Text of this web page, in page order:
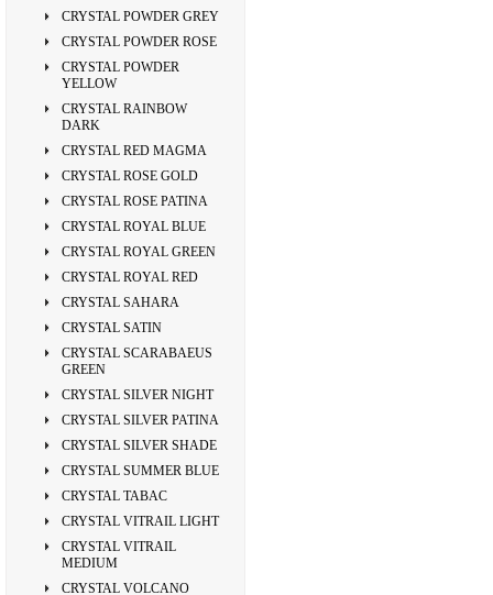
CRYSTAL POWDER GREY
CRYSTAL POWDER ROSE
CRYSTAL POWDER
YELLOW
CRYSTAL RAINBOW
DARK
CRYSTAL RED MAGMA
CRYSTAL ROSE GOLD
CRYSTAL ROSE PATINA
CRYSTAL ROYAL BLUE
CRYSTAL ROYAL GREEN
CRYSTAL ROYAL RED
CRYSTAL SAHARA
CRYSTAL SATIN
CRYSTAL SCARABAEUS
GREEN
CRYSTAL SILVER NIGHT
CRYSTAL SILVER PATINA
CRYSTAL SILVER SHADE
CRYSTAL SUMMER BLUE
CRYSTAL TABAC
CRYSTAL VITRAIL LIGHT
CRYSTAL VITRAIL
MEDIUM
CRYSTAL VOLCANO